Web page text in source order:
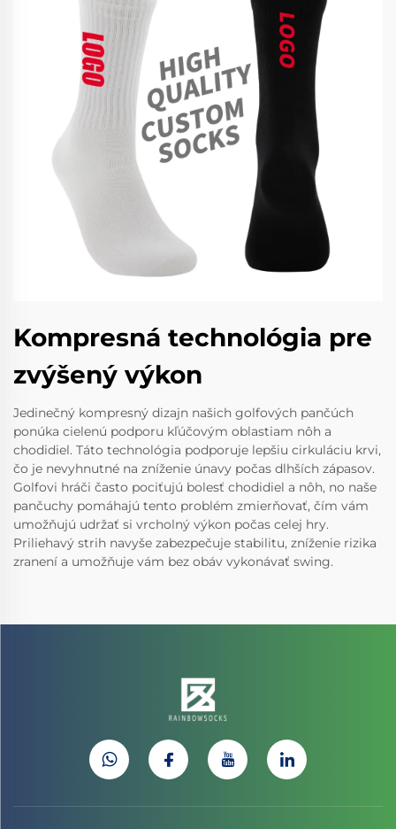
Kompresná technológia pre
zvýšený výkon
Jedinečný kompresný dizajn našich golfových pančúch
ponúka cielenú podporu kľúčovým oblastiam nôh a
chodidiel. Táto technológia podporuje lepšiu cirkuláciu krvi,
čo je nevyhnutné na zníženie únavy počas dlhších zápasov.
Golfovi hráči často pociťujú bolesť chodidiel a nôh, no naše
pančuchy pomáhajú tento problém zmierňovať, čím vám
umožňujú udržať si vrcholný výkon počas celej hry.
Priliehavý strih navyše zabezpečuje stabilitu, zníženie rizika
zranení a umožňuje vám bez obáv vykonávať swing.